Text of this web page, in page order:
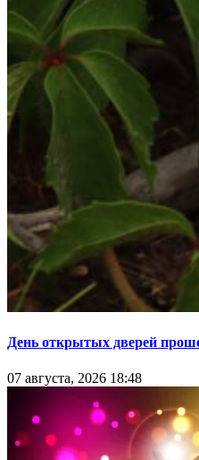
День открытых дверей
07 августа, 2026 18:48